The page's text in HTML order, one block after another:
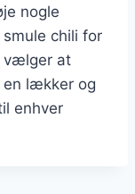
nogle
chili for
vælger at
en lækker og
enhver